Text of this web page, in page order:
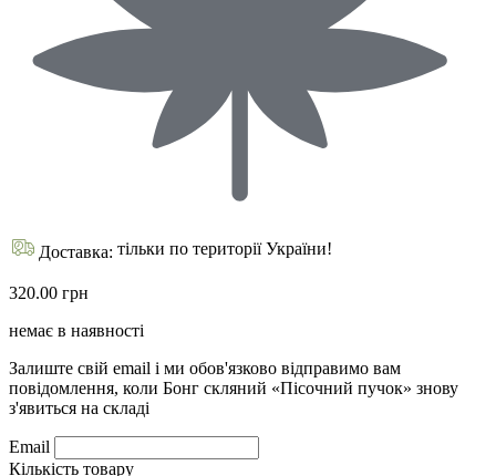
Доставка: тільки по території України!
320.00 грн
немає в наявності
Залиште свій email і ми обов'язково відправимо вам
повідомлення, коли Бонг скляний «Пісочний пучок» знову
з'явиться на складі
Email
Кількість товару